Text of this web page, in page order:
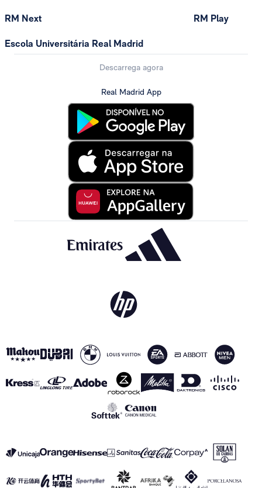
RM Next
Escola Universitária Real Madrid
RM Play
Descarrega agora
Real Madrid App